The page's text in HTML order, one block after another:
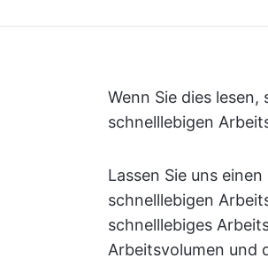
Wenn Sie dies
schnelllebigen
Lassen Sie uns
schnelllebigen
schnelllebiges
Arbeitsvolumen und